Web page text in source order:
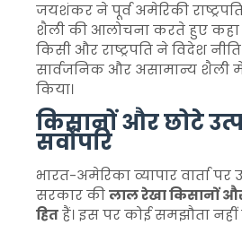
जयशंकर ने पूर्व अमेरिकी
शैली की आलोचना करते हुए
किसी और राष्ट्रपति ने विदेश
सार्वजनिक और असामान्य शैली
किया।
किसानों और छोटे
सर्वोपरि
भारत-अमेरिका व्यापार वार्ता पर
सरकार कीलाल रेखा किसानों
हितहैं। इस पर कोई समझौता नहीं